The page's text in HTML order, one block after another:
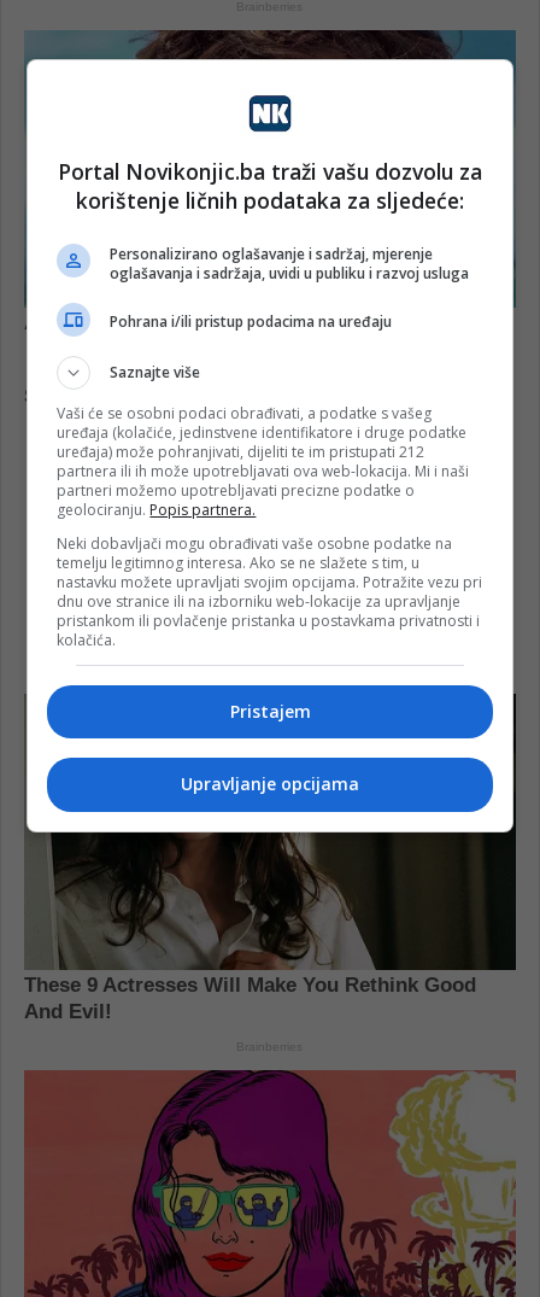
Portal Novikonjic.ba traži vašu dozvolu za
korištenje ličnih podataka za sljedeće:
Personalizirano oglašavanje i sadržaj, mjerenje
oglašavanja i sadržaja, uvidi u publiku i razvoj usluga
Pohrana i/ili pristup podacima na uređaju
Saznajte više
Vaši će se osobni podaci obrađivati, a podatke s vašeg
uređaja (kolačiće, jedinstvene identifikatore i druge podatke
uređaja) može pohranjivati, dijeliti te im pristupati 212
partnera ili ih može upotrebljavati ova web-lokacija. Mi i naši
partneri možemo upotrebljavati precizne podatke o
geolociranju. Popis partnera.
Neki dobavljači mogu obrađivati vaše osobne podatke na
temelju legitimnog interesa. Ako se ne slažete s tim, u
nastavku možete upravljati svojim opcijama. Potražite vezu pri
dnu ove stranice ili na izborniku web-lokacije za upravljanje
pristankom ili povlačenje pristanka u postavkama privatnosti i
kolačića.
Pristajem
Upravljanje opcijama